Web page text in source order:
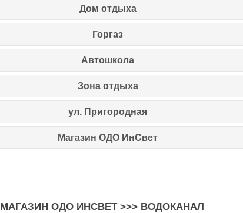
Дом отдыха
Горгаз
Автошкола
Зона отдыха
ул. Пригородная
Магазин ОДО ИнСвет
МАГАЗИН ОДО ИНСВЕТ>>> ВОДОКАНАЛ